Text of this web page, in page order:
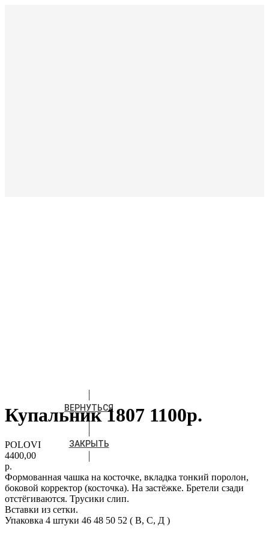
ВЕРНУТЬСЯ
ЗАКРЫТЬ
Купальник 1807 1100р.
POLOVI
4400,00
р.
Формованная чашка на косточке, вкладка тонкий поролон,
боковой корректор (косточка). На застёжке. Бретели сзади
отстёгиваются. Трусики слип.
Вставки из сетки.
Упаковка 4 штуки 46 48 50 52 ( В, C, Д )